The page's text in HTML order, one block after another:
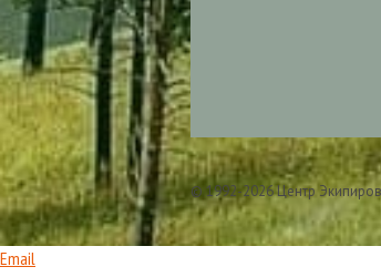
© 1992-2026 Центр
Email